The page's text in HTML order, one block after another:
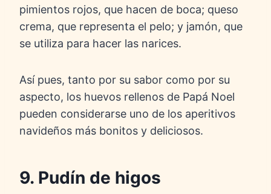
pimientos rojos, que hacen de boca; queso
crema, que representa el pelo; y jamón, que
se utiliza para hacer las narices.
Así pues, tanto por su sabor como por su
aspecto, los huevos rellenos de Papá Noel
pueden considerarse uno de los aperitivos
navideños más bonitos y deliciosos.
9. Pudín de higos